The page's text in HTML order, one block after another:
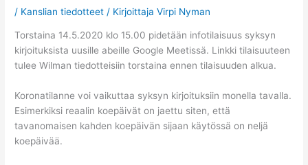
/ Kanslian tiedotteet / KirjoittajaVirpi Nyman
Torstaina 14.5.2020 klo 15.00 pidetään infotilaisuus syksyn
kirjoituksista uusille abeille Google Meetissä. Linkki tilaisuuteen
tulee Wilman tiedotteisiin torstaina ennen tilaisuuden alkua.
Koronatilanne voi vaikuttaa syksyn kirjoituksiin monella tavalla.
Esimerkiksi reaalin koepäivät on jaettu siten, että
tavanomaisen kahden koepäivän sijaan käytössä on neljä
koepäivää.